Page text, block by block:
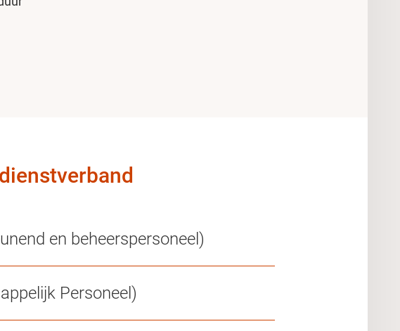
en beheerspersoneel)
Personeel)